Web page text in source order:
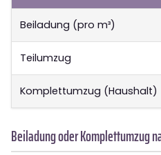
Beiladung (pro m³)
Teilumzug
Komplettumzug (Haushalt)
Beiladung oder Komplettumzug